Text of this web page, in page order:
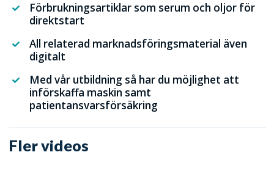
Förbrukningsartiklar som serum och oljor för
direktstart
All relaterad marknadsföringsmaterial även
digitalt
Med vår utbildning så har du möjlighet att
införskaffa maskin samt
patientansvarsförsäkring
Fler videos